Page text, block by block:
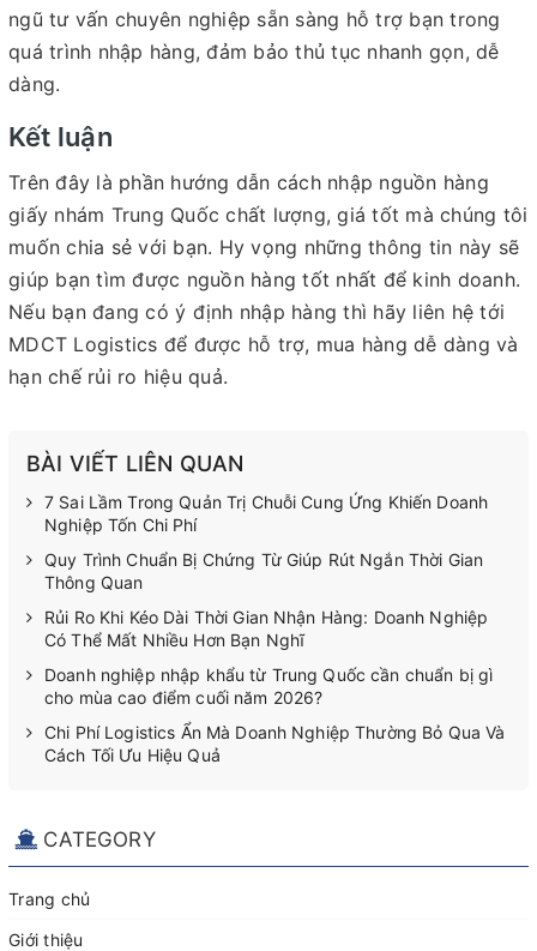
ngũ tư vấn chuyên nghiệp sẵn sàng hỗ trợ bạn trong
quá trình nhập hàng, đảm bảo thủ tục nhanh gọn, dễ
dàng.
Kết luận
Trên đây là phần hướng dẫn cách nhập nguồn hàng
giấy nhám Trung Quốc chất lượng, giá tốt mà chúng tôi
muốn chia sẻ với bạn. Hy vọng những thông tin này sẽ
giúp bạn tìm được nguồn hàng tốt nhất để kinh doanh.
Nếu bạn đang có ý định nhập hàng thì hãy liên hệ tới
MDCT Logistics để được hỗ trợ, mua hàng dễ dàng và
hạn chế rủi ro hiệu quả.
BÀI VIẾT LIÊN QUAN
7 Sai Lầm Trong Quản Trị Chuỗi Cung Ứng Khiến Doanh
Nghiệp Tốn Chi Phí
Quy Trình Chuẩn Bị Chứng Từ Giúp Rút Ngắn Thời Gian
Thông Quan
Rủi Ro Khi Kéo Dài Thời Gian Nhận Hàng: Doanh Nghiệp
Có Thể Mất Nhiều Hơn Bạn Nghĩ
Doanh nghiệp nhập khẩu từ Trung Quốc cần chuẩn bị gì
cho mùa cao điểm cuối năm 2026?
Chi Phí Logistics Ẩn Mà Doanh Nghiệp Thường Bỏ Qua Và
Cách Tối Ưu Hiệu Quả
CATEGORY
Trang chủ
Giới thiệu